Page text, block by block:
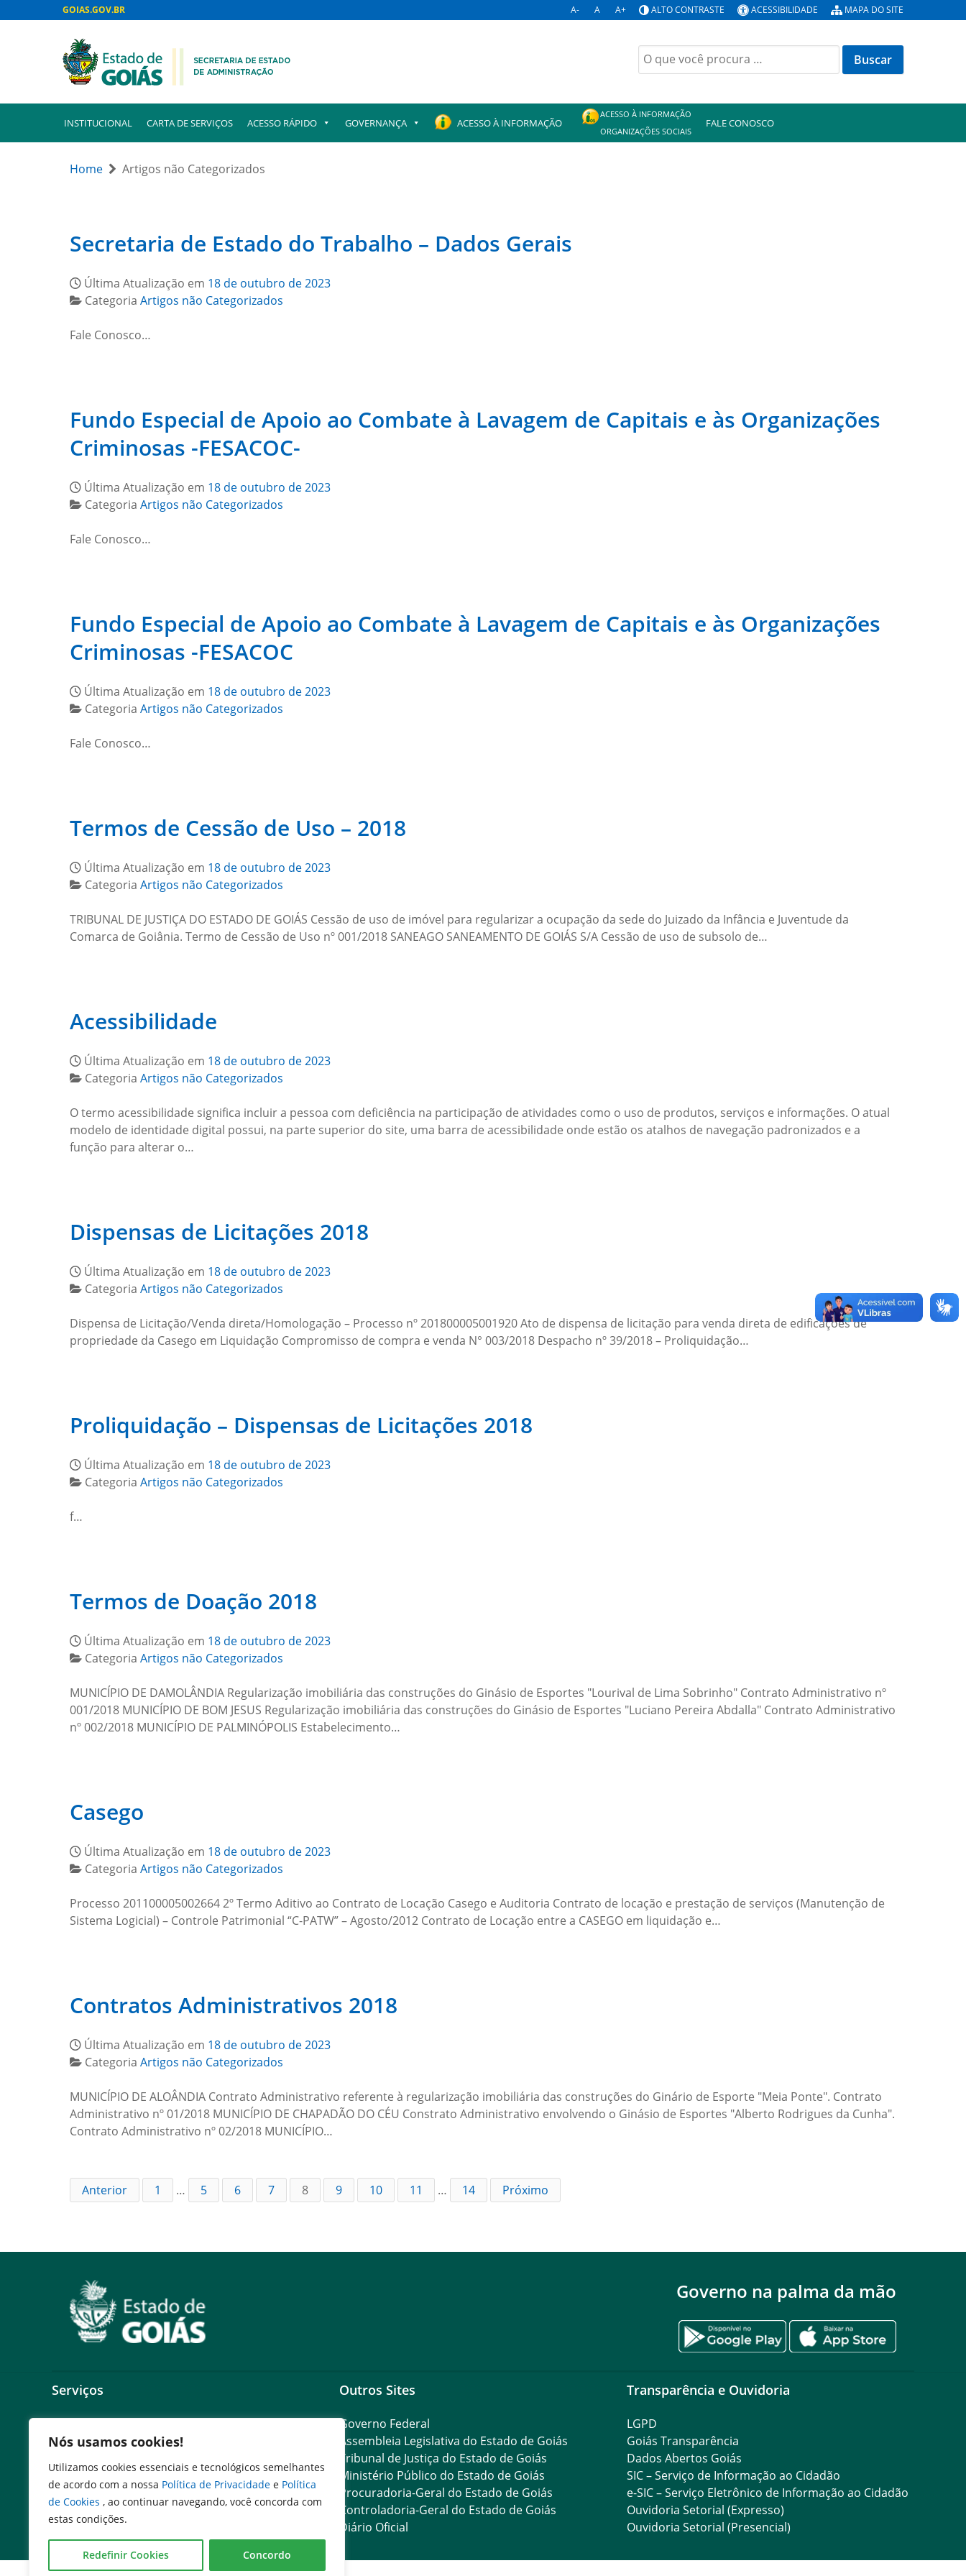
Nós usamos cookies!
Utilizamos cookies essenciais e tecnológicos semelhantes
de acordo com a nossa Política de Privacidade e Política
de Cookies , ao continuar navegando, você concorda com
estas condições.
Redefinir Cookies Concordo
GOIAS.GOV.BR A- A A+ ALTO CONTRASTE ACESSIBILIDADE MAPA DO SITE
Buscar
por:
INSTITUCIONAL CARTA DE SERVIÇOS ACESSO RÁPIDO GOVERNANÇA ACESSO À INFORMAÇÃO
ACESSO À INFORMAÇÃO
ORGANIZAÇÕES SOCIAIS
FALE CONOSCO
Home Artigos não Categorizados
Secretaria de Estado do Trabalho – Dados Gerais
Última Atualização em 18 de outubro de 2023
Categoria Artigos não Categorizados
Fale Conosco…
Fundo Especial de Apoio ao Combate à Lavagem de Capitais e às Organizações
Criminosas -FESACOC-
Última Atualização em 18 de outubro de 2023
Categoria Artigos não Categorizados
Fale Conosco…
Fundo Especial de Apoio ao Combate à Lavagem de Capitais e às Organizações
Criminosas -FESACOC
Última Atualização em 18 de outubro de 2023
Categoria Artigos não Categorizados
Fale Conosco…
Termos de Cessão de Uso – 2018
Última Atualização em 18 de outubro de 2023
Categoria Artigos não Categorizados
TRIBUNAL DE JUSTIÇA DO ESTADO DE GOIÁS Cessão de uso de imóvel para regularizar a ocupação da sede do Juizado da Infância e Juventude da
Comarca de Goiânia. Termo de Cessão de Uso nº 001/2018 SANEAGO SANEAMENTO DE GOIÁS S/A Cessão de uso de subsolo de…
Acessibilidade
Última Atualização em 18 de outubro de 2023
Categoria Artigos não Categorizados
O termo acessibilidade significa incluir a pessoa com deficiência na participação de atividades como o uso de produtos, serviços e informações. O atual
modelo de identidade digital possui, na parte superior do site, uma barra de acessibilidade onde estão os atalhos de navegação padronizados e a
função para alterar o…
Dispensas de Licitações 2018
Última Atualização em 18 de outubro de 2023
Categoria Artigos não Categorizados
Dispensa de Licitação/Venda direta/Homologação – Processo nº 201800005001920 Ato de dispensa de licitação para venda direta de edificações de
propriedade da Casego em Liquidação Compromisso de compra e venda N° 003/2018 Despacho nº 39/2018 – Proliquidação…
Proliquidação – Dispensas de Licitações 2018
Última Atualização em 18 de outubro de 2023
Categoria Artigos não Categorizados
f…
Termos de Doação 2018
Última Atualização em 18 de outubro de 2023
Categoria Artigos não Categorizados
MUNICÍPIO DE DAMOLÂNDIA Regularização imobiliária das construções do Ginásio de Esportes "Lourival de Lima Sobrinho" Contrato Administrativo nº
001/2018 MUNICÍPIO DE BOM JESUS Regularização imobiliária das construções do Ginásio de Esportes "Luciano Pereira Abdalla" Contrato Administrativo
nº 002/2018 MUNICÍPIO DE PALMINÓPOLIS Estabelecimento…
Casego
Última Atualização em 18 de outubro de 2023
Categoria Artigos não Categorizados
Processo 201100005002664 2º Termo Aditivo ao Contrato de Locação Casego e Auditoria Contrato de locação e prestação de serviços (Manutenção de
Sistema Logicial) – Controle Patrimonial “C-PATW” – Agosto/2012 Contrato de Locação entre a CASEGO em liquidação e…
Contratos Administrativos 2018
Última Atualização em 18 de outubro de 2023
Categoria Artigos não Categorizados
MUNICÍPIO DE ALOÂNDIA Contrato Administrativo referente à regularização imobiliária das construções do Ginário de Esporte "Meia Ponte". Contrato
Administrativo nº 01/2018 MUNICÍPIO DE CHAPADÃO DO CÉU Constrato Administrativo envolvendo o Ginásio de Esportes "Alberto Rodrigues da Cunha".
Contrato Administrativo nº 02/2018 MUNICÍPIO…
Anterior 1 … 5 6 7 8 9 10 11 … 14 Próximo
Governo na palma da mão
Serviços
Expresso Aplicações
SEI Governadoria
Cadastro de Autoridades
Escola de Governo
Agenda de Autoridades
Outros Sites
Governo Federal
Assembleia Legislativa do Estado de Goiás
Tribunal de Justiça do Estado de Goiás
Ministério Público do Estado de Goiás
Procuradoria-Geral do Estado de Goiás
Controladoria-Geral do Estado de Goiás
Diário Oficial
Transparência e Ouvidoria
LGPD
Goiás Transparência
Dados Abertos Goiás
SIC – Serviço de Informação ao Cidadão
e-SIC – Serviço Eletrônico de Informação ao Cidadão
Ouvidoria Setorial (Expresso)
Ouvidoria Setorial (Presencial)